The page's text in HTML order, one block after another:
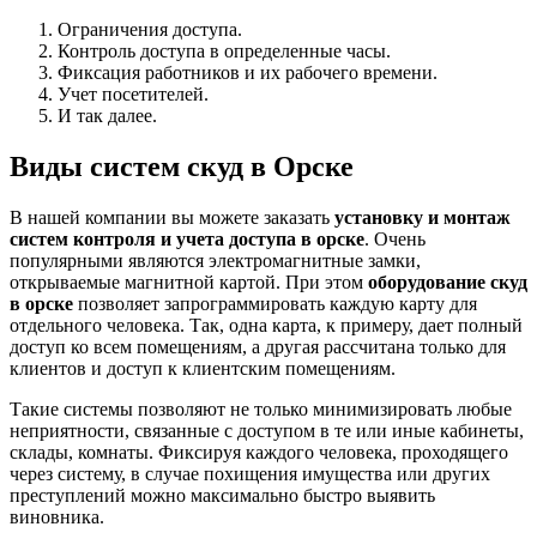
Ограничения доступа.
Контроль доступа в определенные часы.
Фиксация работников и их рабочего времени.
Учет посетителей.
И так далее.
Виды систем скуд в Орске
В нашей компании вы можете заказать установку и монтаж
систем контроля и учета доступа в орске. Очень
популярными являются электромагнитные замки,
открываемые магнитной картой. При этом оборудование скуд
в орске позволяет запрограммировать каждую карту для
отдельного человека. Так, одна карта, к примеру, дает полный
доступ ко всем помещениям, а другая рассчитана только для
клиентов и доступ к клиентским помещениям.
Такие системы позволяют не только минимизировать любые
неприятности, связанные с доступом в те или иные кабинеты,
склады, комнаты. Фиксируя каждого человека, проходящего
через систему, в случае похищения имущества или других
преступлений можно максимально быстро выявить
виновника.